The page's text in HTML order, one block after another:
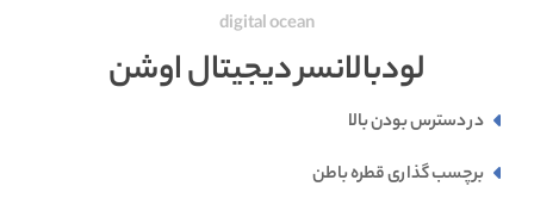
digital ocean
لودبالانسر دیجیتال اوشن
در دسترس بودن بالا
برچسب گذاری قطره باطن